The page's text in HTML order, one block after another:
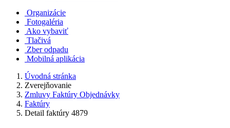
Organizácie
Fotogaléria
Ako vybaviť
Tlačivá
Zber odpadu
Mobilná aplikácia
Úvodná stránka
Zverejňovanie
Zmluvy Faktúry Objednávky
Faktúry
Detail faktúry 4879